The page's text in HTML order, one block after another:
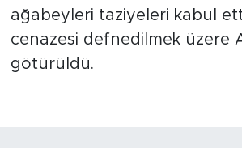
ağabeyleri taziyeleri kabul
cenazesi defnedilmek üzere
götürüldü.